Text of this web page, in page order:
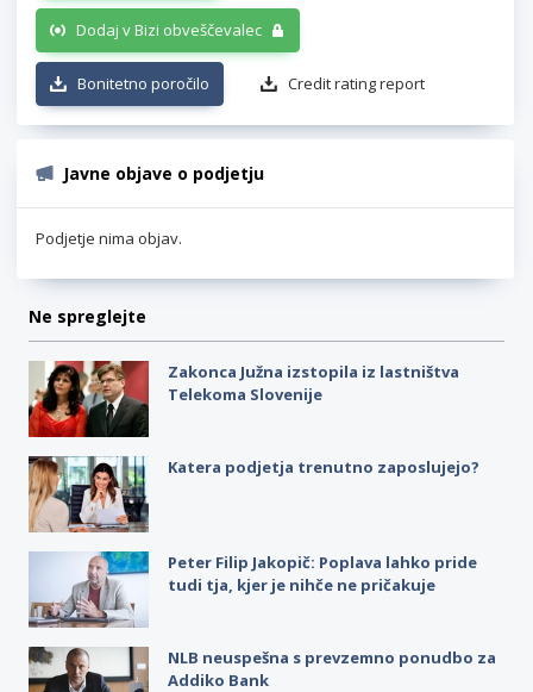
Dodaj v Bizi obveščevalec
Bonitetno poročilo Credit rating report
Javne objave o podjetju
Podjetje nima objav.
Ne spreglejte
Zakonca Južna izstopila iz lastništva
Telekoma Slovenije
Katera podjetja trenutno zaposlujejo?
Peter Filip Jakopič: Poplava lahko pride
tudi tja, kjer je nihče ne pričakuje
NLB neuspešna s prevzemno ponudbo za
Addiko Bank